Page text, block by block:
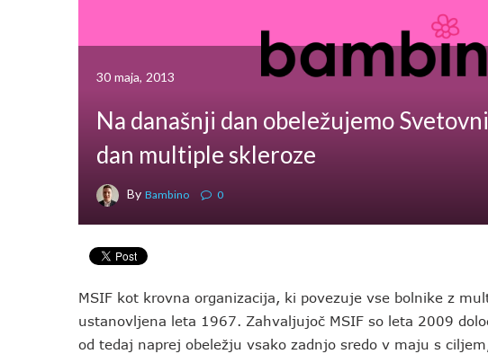
30 maja, 2013
Na današnji dan obeležujemo Svetovni
dan multiple skleroze
By Bambino 0
MSIF kot krovna organizacija, ki povezuje vse bolnike z
ustanovljena leta 1967. Zahvaljujoč MSIF so leta 2009
od tedaj naprej obeležju vsako zadnjo sredo v maju s